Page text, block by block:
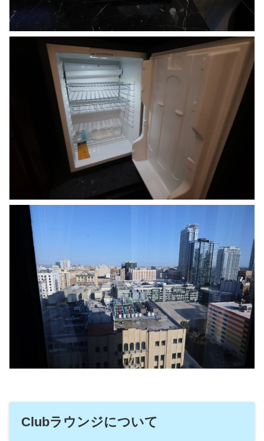
Clubラウンジについて